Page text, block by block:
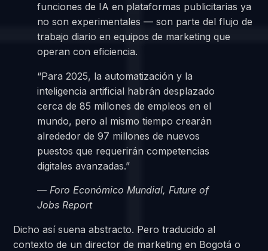
funciones de IA en plataformas publicitarias ya
no son experimentales — son parte del flujo de
trabajo diario en equipos de marketing que
operan con eficiencia.
“Para 2025, la automatización y la
inteligencia artificial habrán desplazado
cerca de 85 millones de empleos en el
mundo, pero al mismo tiempo crearán
alrededor de 97 millones de nuevos
puestos que requerirán competencias
digitales avanzadas.”
— Foro Económico Mundial, Future of
Jobs Report
Dicho así suena abstracto. Pero traducido al
contexto de un director de marketing en Bogotá o